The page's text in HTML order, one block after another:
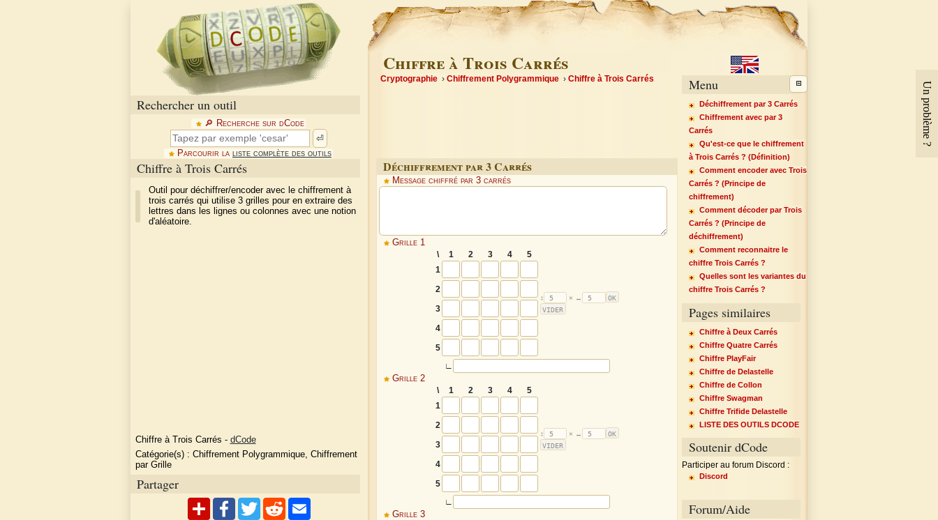
Rechercher un outil
🔎︎ Recherche sur dCode
⏎
Parcourir la liste complète des outils
Chiffre à Trois Carrés
Outil pour déchiffrer/encoder avec le chiffrement à
trois carrés qui utilise 3 grilles pour en extraire des
lettres dans les lignes ou colonnes avec une notion
d'aléatoire.
Chiffre à Trois Carrés - dCode
Catégorie(s) : Chiffrement Polygrammique, Chiffrement
par Grille
Partager
Chiffre à Trois Carrés
Cryptographie Chiffrement Polygrammique Chiffre à Trois Carrés
Déchiffrement par 3 Carrés
Message chiffré par 3 carrés
Grille 1
\
1 2 3 4
5
1
2
3
4
5
×↔
∟
Grille 2
\
1 2 3 4
5
1
2
3
4
5
∟
Grille 3
Menu
Déchiffrement par 3 Carrés
Chiffrement avec par 3
Carrés
Qu'est-ce que le chiffrement
à Trois Carrés ? (Définition)
Comment encoder avec Trois
Carrés ? (Principe de
chiffrement)
Comment décoder par Trois
Carrés ? (Principe de
déchiffrement)
Comment reconnaitre le
chiffre Trois Carrés ?
Quelles sont les variantes du
chiffre Trois Carrés ?
Pages similaires
Chiffre à Deux Carrés
Chiffre Quatre Carrés
Chiffre PlayFair
Chiffre de Delastelle
Chiffre de Collon
Chiffre Swagman
Chiffre Trifide Delastelle
LISTE DES OUTILS DCODE
Soutenir dCode
Participer au forum Discord :
Discord
Forum/Aide
Un problème ?